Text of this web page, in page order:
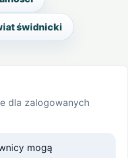
świdnicki
dla zalogowanych
mogą